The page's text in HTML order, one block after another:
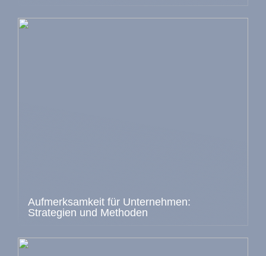
Aufmerksamkeit für Unternehmen:
Strategien und Methoden